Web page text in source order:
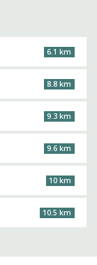
6.1 km
8.8 km
9.3 km
9.6 km
10 km
10.5 km